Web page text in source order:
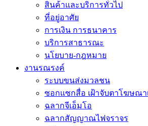
สินค้าและบริการทั่วไป
ที่อยู่อาศัย
การเงิน การธนาคาร
บริการสาธารณะ
นโยบาย-กฎหมาย
งานรณรงค์
ระบบขนส่งมวลชน
ซอกแซกสื่อ เฝ้าจับตาโฆษณา
ฉลากจีเอ็มโอ
ฉลากสัญญาณไฟจราจร